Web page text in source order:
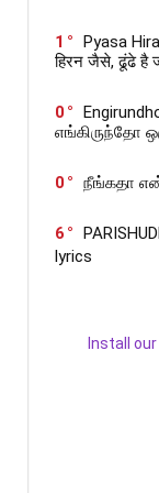
1
Pyasa
हिरन जैसे, ढूंढे है
0
எங்கிருந்தோ
0 நீங்கதா
6
lyrics
Install our